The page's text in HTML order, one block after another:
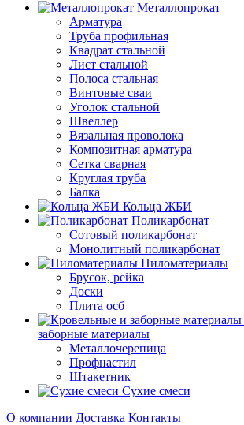
Металлопрокат
Арматура
Труба профильная
Квадрат стальной
Лист стальной
Полоса стальная
Винтовые сваи
Уголок стальной
Швеллер
Вязальная проволока
Композитная арматура
Сетка сварная
Круглая труба
Балка
Кольца ЖБИ
Поликарбонат
Сотовый поликарбонат
Монолитный поликарбонат
Пиломатериалы
Брусок, рейка
Доски
Плита осб
заборные материалы
Металлочерепица
Профнастил
Штакетник
Сухие смеси
О компании Доставка Контакты